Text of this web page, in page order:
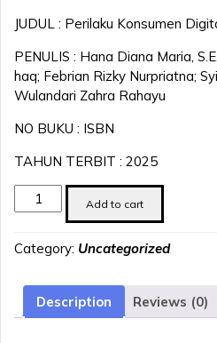
JUDUL : Perilaku Konsumen
PENULIS : Hana Diana Maria,
haq; Febrian Rizky Nurpriatna;
Wulandari Zahra Rahayu
NO BUKU : ISBN
TAHUN TERBIT : 2025
Perilaku
Konsumen
quantity
Add to cart
Category: Uncategorized
Description Reviews (0)